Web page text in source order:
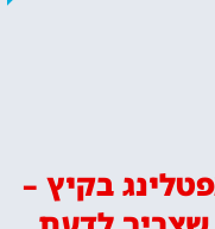
בקיץ –